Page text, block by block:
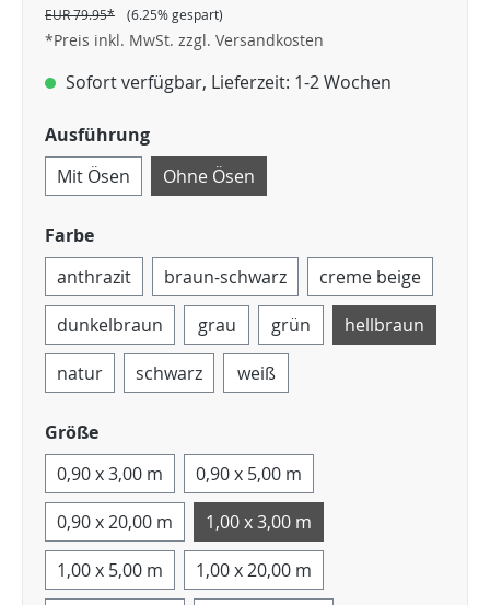
EUR 79.95* (6.25% gespart)
*Preis inkl. MwSt. zzgl. Versandkosten
Sofort verfügbar, Lieferzeit: 1-2 Wochen
Ausführung
Mit Ösen
Ohne Ösen
Farbe
anthrazit
braun-schwarz
creme beige
dunkelbraun
grau grün
hellbraun
natur
schwarz weiß
Größe
0,90 x 3,00 m
0,90 x 5,00 m
0,90 x 20,00 m
1,00 x 3,00 m
1,00 x 5,00 m
1,00 x 20,00 m